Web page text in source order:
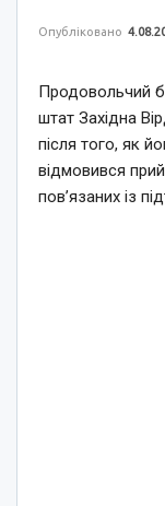
Опубліковано
Продовольчий
штат Західна
після того, як
відмовився
пов’язаних із